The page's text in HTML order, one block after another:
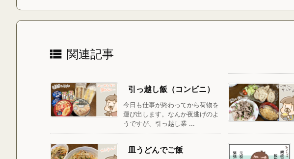
 関連記事
引っ越し飯（コンビニ）
今日も仕事が終わってから荷物を
運び出します。なんか夜逃げのよ
うですが、引っ越し業 ...
皿うどんでご飯